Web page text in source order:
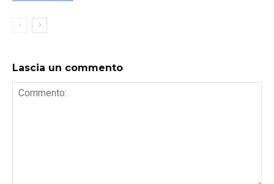
Lascia un commento